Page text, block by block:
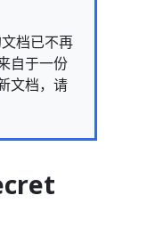
档已不再
自于一份
文档，请